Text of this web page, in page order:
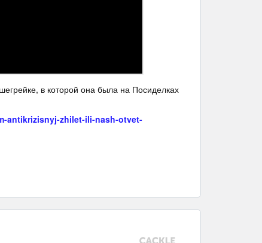
в которой она была на Посиделках
antikrizisnyj-zhilet-ili-nash-otvet-